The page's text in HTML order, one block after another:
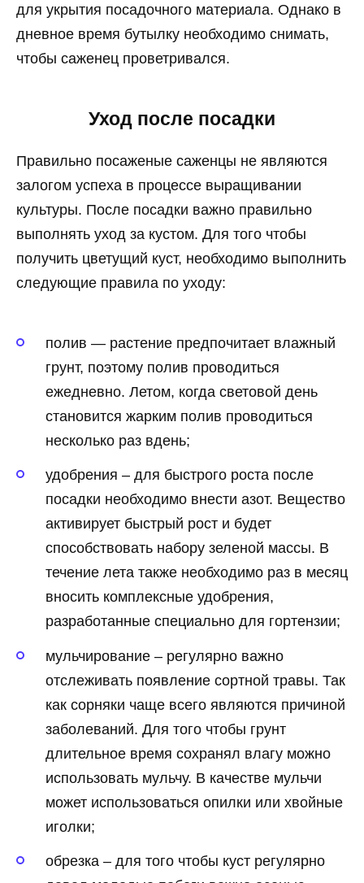
для укрытия посадочного материала. Однако в
дневное время бутылку необходимо снимать,
чтобы саженец проветривался.
Уход после посадки
Правильно посаженые саженцы не являются
залогом успеха в процессе выращивании
культуры. После посадки важно правильно
выполнять уход за кустом. Для того чтобы
получить цветущий куст, необходимо выполнить
следующие правила по уходу:
полив — растение предпочитает влажный
грунт, поэтому полив проводиться
ежедневно. Летом, когда световой день
становится жарким полив проводиться
несколько раз вдень;
удобрения – для быстрого роста после
посадки необходимо внести азот. Вещество
активирует быстрый рост и будет
способствовать набору зеленой массы. В
течение лета также необходимо раз в месяц
вносить комплексные удобрения,
разработанные специально для гортензии;
мульчирование – регулярно важно
отслеживать появление сортной травы. Так
как сорняки чаще всего являются причиной
заболеваний. Для того чтобы грунт
длительное время сохранял влагу можно
использовать мульчу. В качестве мульчи
может использоваться опилки или хвойные
иголки;
обрезка – для того чтобы куст регулярно